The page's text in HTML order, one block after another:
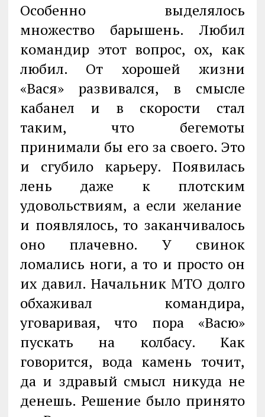
Особенно выделялось
множество барышень. Любил
командир этот вопрос, ох, как
любил. От хорошей жизни
«Вася» развивался, в смысле
кабанел и в скорости стал
таким, что бегемоты
принимали бы его за своего. Это
и сгубило карьеру. Появилась
лень даже к плотским
удовольствиям, а если желание
и появлялось, то заканчивалось
оно плачевно. У свинок
ломались ноги, а то и просто он
их давил. Начальник МТО долго
обхаживал командира,
уговаривая, что пора «Васю»
пускать на колбасу. Как
говорится, вода камень точит,
да и здравый смысл никуда не
денешь. Решение было принято